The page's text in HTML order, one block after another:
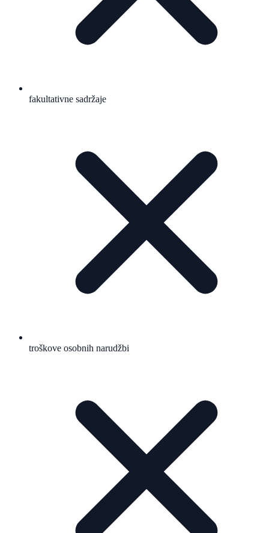
fakultativne sadržaje
troškove osobnih narudžbi